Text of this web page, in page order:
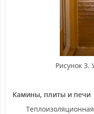
Рисунок 3.
Камины, плиты и печи
Теплоизоляционная